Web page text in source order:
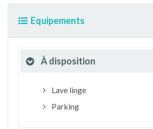
Equipements
À disposition
Lave linge
Parking